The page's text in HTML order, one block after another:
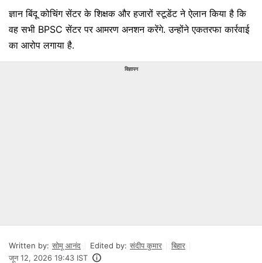
ज्ञान बिंदू कोचिंग सेंटर के शिक्षक और हजारों स्टूडेंट ने ऐलान किया है कि
वह सभी BPSC सेंटर पर आमरण अनशन करेंगे. उन्होंने एकतरफा कार्रवाई
का आरोप लगाया है.
विज्ञापन
Written by: सोमू आनंद Edited by: संदीप कुमार
बिहार
जून 12, 2026 19:43 IST